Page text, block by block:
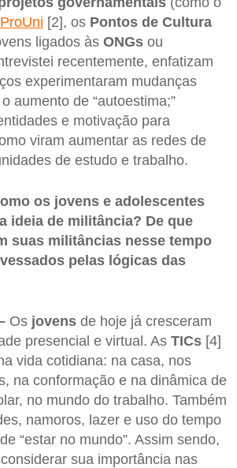
ProUni [2], os Pontos de Cultura
ligados às ONGs ou
recentemente, enfatizam
experimentaram mudanças
aumento de “autoestima;”
e motivação para
viram aumentar as redes de
de estudo e trabalho.
os jovens e adolescentes
ideia de militância? De que
suas militâncias nesse tempo
pelas lógicas das
Os jovens de hoje já cresceram
presencial e virtual. As TICs [4]
vida cotidiana: na casa, nos
na conformação e na dinâmica de
no mundo do trabalho. Também
namoros, lazer e uso do tempo
“estar no mundo”. Assim sendo,
sua importância nas